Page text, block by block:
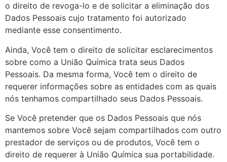
o direito de revoga-lo e de solicitar a eliminação dos
Dados Pessoais cujo tratamento foi autorizado
mediante esse consentimento.
Ainda, Você tem o direito de solicitar esclarecimentos
sobre como a União Química trata seus Dados
Pessoais. Da mesma forma, Você tem o direito de
requerer informações sobre as entidades com as quais
nós tenhamos compartilhado seus Dados Pessoais.
Se Você pretender que os Dados Pessoais que nós
mantemos sobre Você sejam compartilhados com outro
prestador de serviços ou de produtos, Você tem o
direito de requerer à União Química sua portabilidade.